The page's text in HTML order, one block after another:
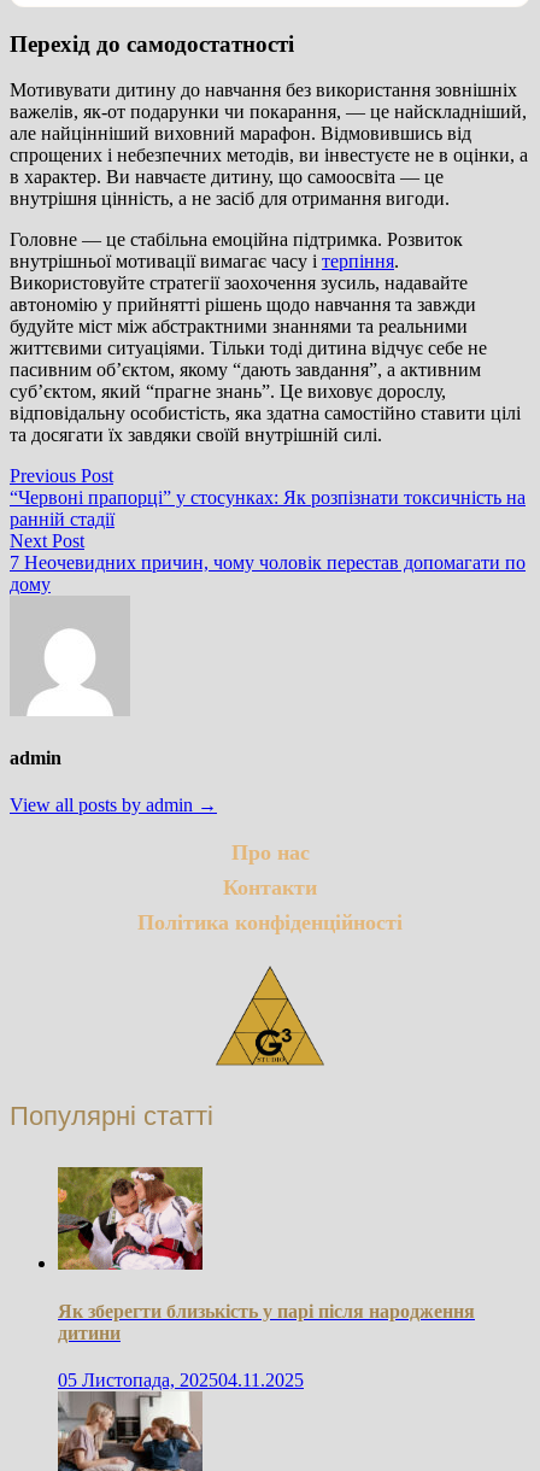
Перехід до самодостатності
Мотивувати дитину до навчання без використання зовнішніх
важелів, як-от подарунки чи покарання, — це найскладніший,
але найцінніший виховний марафон. Відмовившись від
спрощених і небезпечних методів, ви інвестуєте не в оцінки, а
в характер. Ви навчаєте дитину, що самоосвіта — це
внутрішня цінність, а не засіб для отримання вигоди.
Головне — це стабільна емоційна підтримка. Розвиток
внутрішньої мотивації вимагає часу і терпіння.
Використовуйте стратегії заохочення зусиль, надавайте
автономію у прийнятті рішень щодо навчання та завжди
будуйте міст між абстрактними знаннями та реальними
життєвими ситуаціями. Тільки тоді дитина відчує себе не
пасивним об’єктом, якому “дають завдання”, а активним
суб’єктом, який “прагне знань”. Це виховує дорослу,
відповідальну особистість, яка здатна самостійно ставити цілі
та досягати їх завдяки своїй внутрішній силі.
Навігація
записів
Previous PostPrevious
post:
“Червоні прапорці” у стосунках: Як розпізнати токсичність на
ранній стадії
Next PostNext
post:
7 Неочевидних причин, чому чоловік перестав допомагати по
дому
admin
View all posts by admin →
Про нас
Контакти
Політика конфіденційності
Популярні статті
Як зберегти близькість у парі після народження
дитини
05 Листопада, 202504.11.2025